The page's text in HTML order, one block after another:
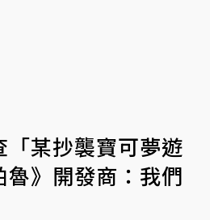
某抄襲寶可夢遊
》開發商：我們